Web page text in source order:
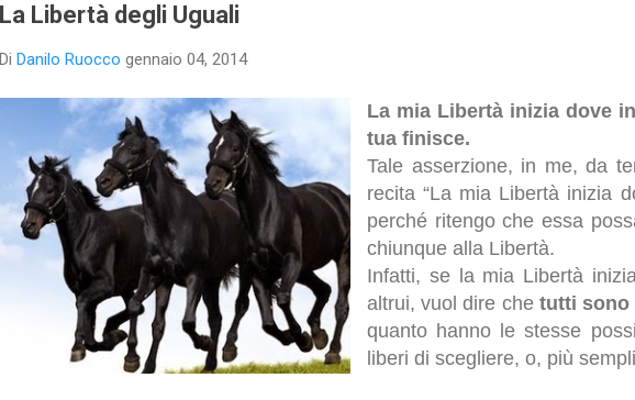
La Libertà degli Uguali
Di Danilo Ruocco gennaio 04, 2014
La mia Libertà inizia dove
tua finisce.
Tale asserzione, in me, da
recita “La mia Libertà inizia
perché ritengo che essa
chiunque alla Libertà.
Infatti, se la mia Libertà
altrui, vuol dire che tutti sono
quanto hanno le stesse
liberi di scegliere, o, più